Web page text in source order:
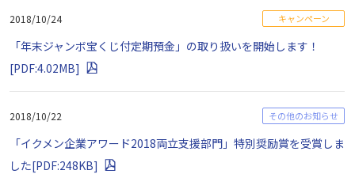
2018/10/24 キャンペーン
「年末ジャンボ宝くじ付定期預金」の取り扱いを開始します！
[PDF:4.02MB]
2018/10/22 その他のお知らせ
「イクメン企業アワード2018両立支援部門」特別奨励賞を受賞しま
した[PDF:248KB]